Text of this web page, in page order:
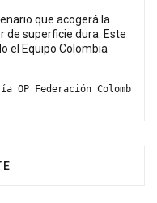
que acogerá la
de superficie dura. Este
el Equipo Colombia
Federación Colombiana
SIGUIENTE: